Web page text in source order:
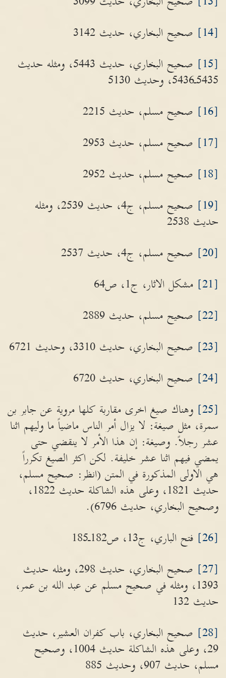
[14]
صحيح البخاري، حديث 3142
[15]
صحيح البخاري، حديث 5443، ومثله حديث
5435ـ5436، وحديث 5130
[16]
صحيح مسلم، حديث 2215
[17]
صحيح مسلم، حديث 2953
[18]
صحيح مسلم، حديث 2952
[19]
صحيح مسلم، ج4، حديث 2539، ومثله
حديث 2538
[20]
صحيح مسلم، ج4، حديث 2537
[21]
مشكل الاثار، ج1، ص64
[22]
صحيح مسلم، حديث 2889
[23]
صحيح البخاري، حديث 3310، وحديث 6721
[24]
صحيح البخاري، حديث 6720
[25]
وهناك صيغ اخرى مقاربة كلها مروية عن جابر بن
سمرة، مثل صيغة: لا يزال أمر الناس ماضياً ما وليهم اثنا
عشر رجلاً. وصيغة: إن هذا الأمر لا ينقضي حتى
يمضي فيهم اثنا عشر خليفة. لكن اكثر الصيغ تكرراً
هي الاولى المذكورة في المتن (انظر: صحيح مسلم،
حديث 1821، وعلى هذه الشاكلة حديث 1822،
وصحيح البخاري، حديث 6796).
[26]
فتح الباري، ج13، ص182ـ185
[27]
صحيح البخاري، حديث 298، ومثله حديث
1393، ومثله في صحيح مسلم عن عبد الله بن عمر،
حديث 132
[28]
صحيح البخاري، باب كفران العشير، حديث
29، وعلى هذه الشاكلة حديث 1004، وصحيح
مسلم، حديث 907، وحديث 885